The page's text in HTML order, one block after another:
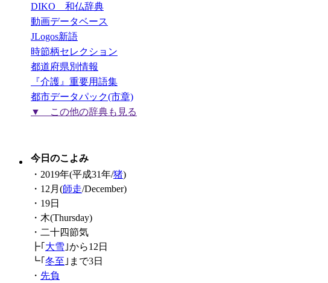
DIKO 和仏辞典
動画データベース
JLogos新語
時節柄セレクション
都道府県別情報
『介護』重要用語集
都市データパック(市章)
▼ この他の辞典も見る
今日のこよみ
・2019年(平成31年/猪)
・12月(師走/December)
・19日
・木(Thursday)
・二十四節気
┣｢ 大雪 ｣から12日
┗｢ 冬至 ｣まで3日
・ 先負